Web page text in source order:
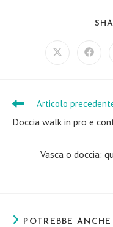
Opens Opens
Leggi
articoli
Articolo
Doccia walk in pro e
Vasca o doccia:
POTREBBE